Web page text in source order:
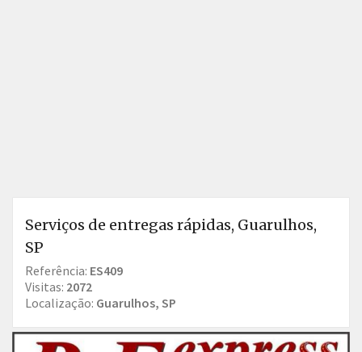
Serviços de entregas rápidas, Guarulhos,
SP
Referência: ES409
Visitas: 2072
Localização: Guarulhos, SP